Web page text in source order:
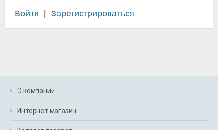
Войти Зарегистрироваться
О компании
Интернет магазин